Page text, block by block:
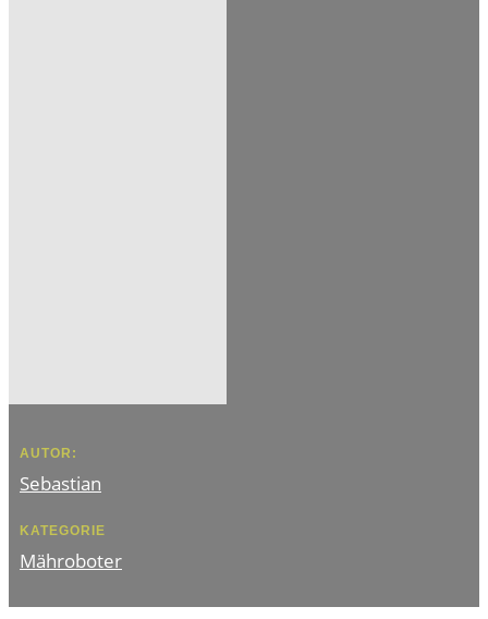
AUTOR:
Sebastian
KATEGORIE
Mähroboter